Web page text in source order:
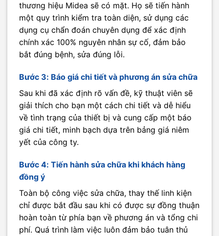
thương hiệu Midea sẽ có mặt. Họ sẽ tiến hành
một quy trình kiểm tra toàn diện, sử dụng các
dụng cụ chẩn đoán chuyên dụng để xác định
chính xác 100% nguyên nhân sự cố, đảm bảo
bắt đúng bệnh, sửa đúng lỗi.
Bước 3: Báo giá chi tiết và phương án sửa chữa
Sau khi đã xác định rõ vấn đề, kỹ thuật viên sẽ
giải thích cho bạn một cách chi tiết và dễ hiểu
về tình trạng của thiết bị và cung cấp một báo
giá chi tiết, minh bạch dựa trên bảng giá niêm
yết của công ty.
Bước 4: Tiến hành sửa chữa khi khách hàng
đồng ý
Toàn bộ công việc sửa chữa, thay thế linh kiện
chỉ được bắt đầu sau khi có được sự đồng thuận
hoàn toàn từ phía bạn về phương án và tổng chi
phí. Quá trình làm việc luôn đảm bảo tuân thủ